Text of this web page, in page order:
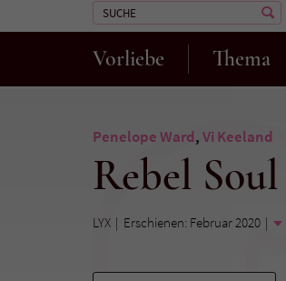
Vorliebe Thema
Penelope Ward,Vi Keeland
Rebel Soul
LYX Erschienen: Februar 2020